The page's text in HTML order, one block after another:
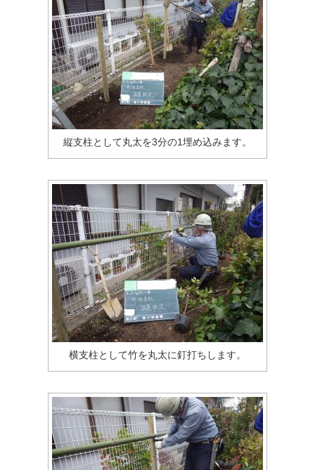
縦支柱として丸太を3分の1埋め込みます。
横支柱として竹を丸太に釘打ちします。